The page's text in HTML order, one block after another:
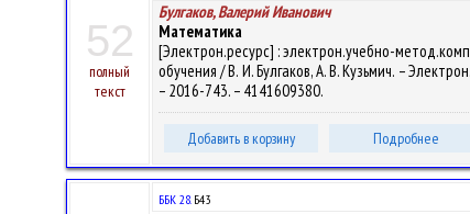
52
полный
текст
Булгаков, Валерий Иванович
Математика
[Электрон.ресурс] : электрон.учебно-
обучения / В. И. Булгаков, А. В. Кузьмич. –
– 2016-743. – 4141609380.
Добавить в корзину Подробнее
ББК 28.Б43